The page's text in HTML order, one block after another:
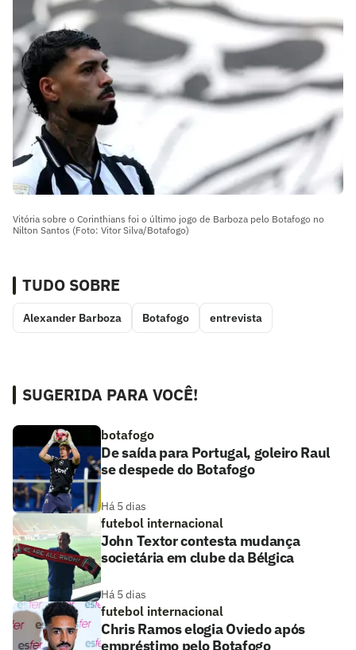
Vitória sobre o Corinthians foi o último jogo de Barboza pelo Botafogo no
Nilton Santos (Foto: Vitor Silva/Botafogo)
TUDO SOBRE
Alexander Barboza Botafogo entrevista
SUGERIDA PARA VOCÊ!
botafogo
De saída para Portugal, goleiro Raul
se despede do Botafogo
Há 5 dias
futebol internacional
John Textor contesta mudança
societária em clube da Bélgica
Há 5 dias
futebol internacional
Chris Ramos elogia Oviedo após
empréstimo pelo Botafogo